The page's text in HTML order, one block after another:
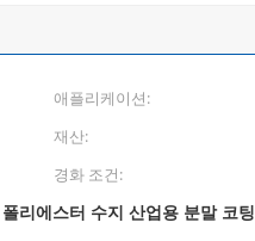
애플리케이션:
재산:
경화 조건:
폴리에스터 수지 산업용 분말 코팅